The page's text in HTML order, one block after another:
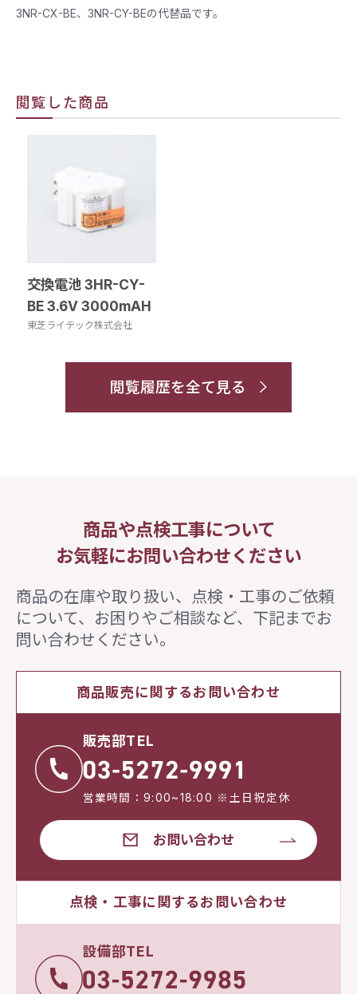
3NR-CX-BE、3NR-CY-BEの代替品です。
閲覧した商品
交換電池 3HR-CY-
BE 3.6V 3000mAH
東芝ライテック株式会社
閲覧履歴を全て見る
商品や点検工事について
お気軽にお問い合わせください
商品の在庫や取り扱い、点検・工事のご依頼
について、 お困りやご相談など、下記までお
問い合わせください。
商品販売に関するお問い合わせ
販売部TEL
営業時間：9:00~18:00 ※土日祝定休
お問い合わせ
点検・工事に関するお問い合わせ
設備部TEL